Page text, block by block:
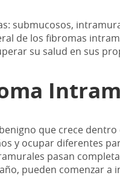
submucosos,
de los fibromas
su salud en sus
que crece dentro
y ocupar diferentes
pasan
pueden comenzar a